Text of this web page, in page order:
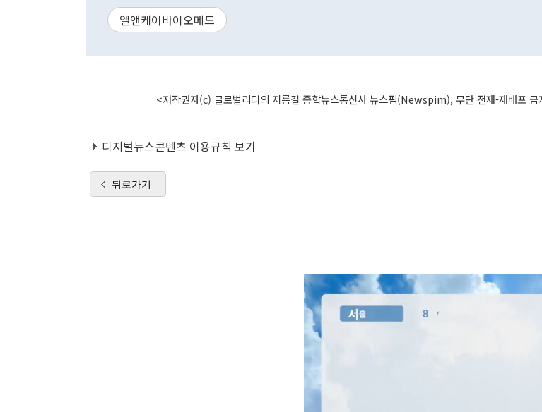
엘앤케이바이오메드
<저작권자(c) 글로벌리더의 지름길 종합뉴스통신사 뉴스핌(Newspim), 무단 전재-재배포 금
디지털뉴스콘텐츠 이용규칙 보기
뒤로가기